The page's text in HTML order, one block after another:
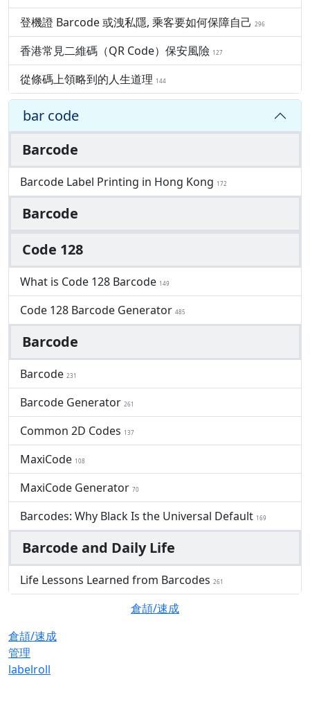
登機證 Barcode 或洩私隱, 乘客要如何保障自己 296
香港常見二維碼（QR Code）保安風險 127
從條碼上領略到的人生道理 144
bar code
Barcode
Barcode Label Printing in Hong Kong 172
Barcode
Code 128
What is Code 128 Barcode 149
Code 128 Barcode Generator 485
Barcode
Barcode 231
Barcode Generator 261
Common 2D Codes 137
MaxiCode 108
MaxiCode Generator 70
Barcodes: Why Black Is the Universal Default 169
Barcode and Daily Life
Life Lessons Learned from Barcodes 261
倉頡/速成
倉頡/速成
管理
labelroll